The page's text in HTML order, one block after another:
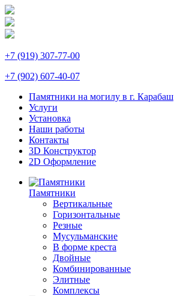
+7 (919) 307-77-00
+7 (902) 607-40-07
Памятники на могилу в г. Карабаш
Услуги
Установка
Наши работы
Контакты
3D Конструктор
2D Оформление
Памятники
Вертикальные
Горизонтальные
Резные
Мусульманские
В форме креста
Двойные
Комбинированные
Элитные
Комплексы